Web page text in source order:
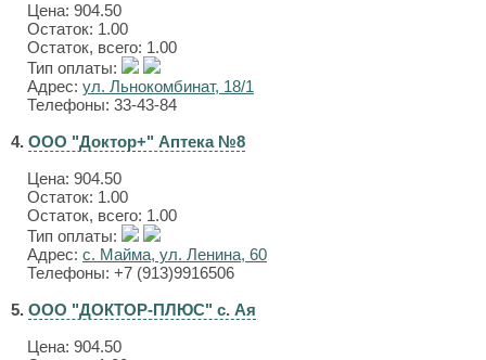
Цена: 904.50
Остаток: 1.00
Остаток, всего: 1.00
Тип оплаты:
Адрес: ул. Льнокомбинат, 18/1
Телефоны: 33-43-84
4. ООО "Доктор+" Аптека №8
Цена: 904.50
Остаток: 1.00
Остаток, всего: 1.00
Тип оплаты:
Адрес: с. Майма, ул. Ленина, 60
Телефоны: +7 (913)9916506
5. ООО "ДОКТОР-ПЛЮС" с. Ая
Цена: 904.50